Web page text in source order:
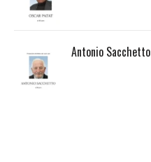
Antonio Sacchetto